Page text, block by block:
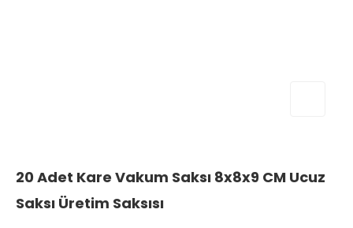
20 Adet Kare Vakum Saksı 8x8x9 CM Ucuz
Saksı Üretim Saksısı